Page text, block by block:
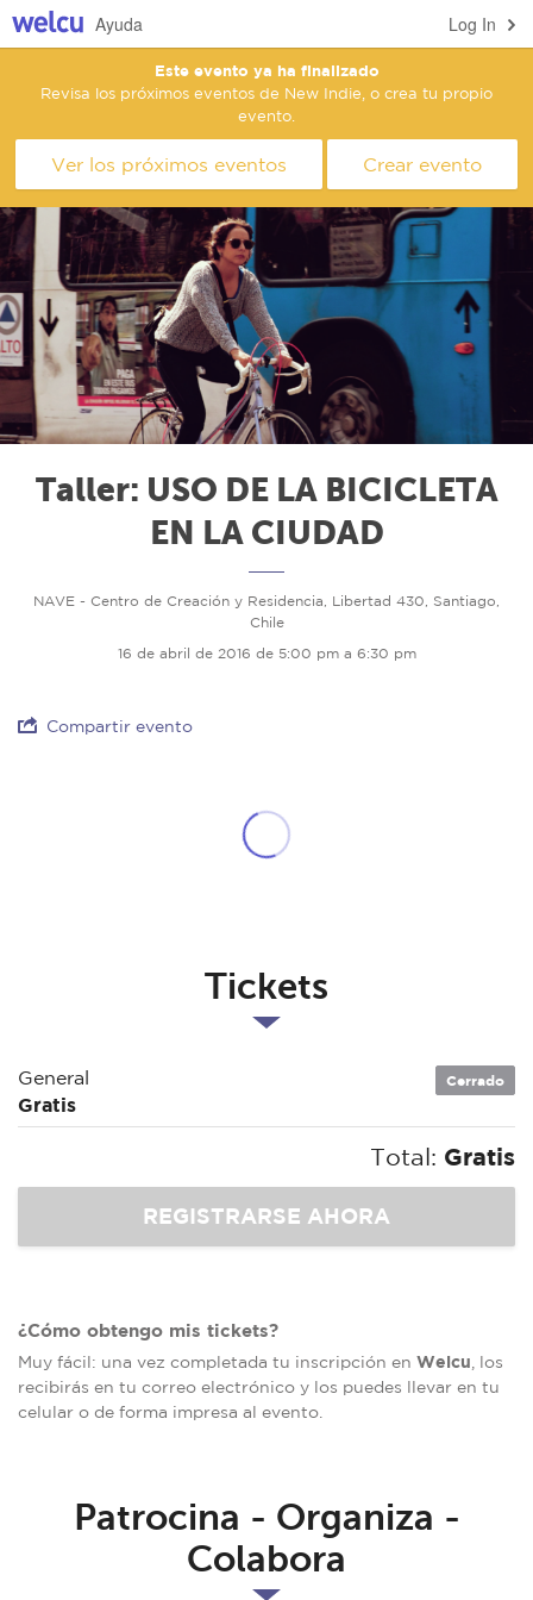
Log In
Ayuda
Este evento ya ha finalizado
Revisa los próximos eventos de New Indie, o crea tu propio
evento.
Ver los próximos eventos Crear evento
Taller: USO DE LA BICICLETA
EN LA CIUDAD
NAVE - Centro de Creación y Residencia, Libertad 430, Santiago,
Chile
16 de abril de 2016 de 5:00 pm a 6:30 pm
Compartir evento
Tickets
General
Gratis
Cerrado
Total: Gratis
¿Cómo obtengo mis tickets?
Muy fácil: una vez completada tu inscripción en Welcu , los
recibirás en tu correo electrónico y los puedes llevar en tu
celular o de forma impresa al evento.
Patrocina - Organiza -
Colabora